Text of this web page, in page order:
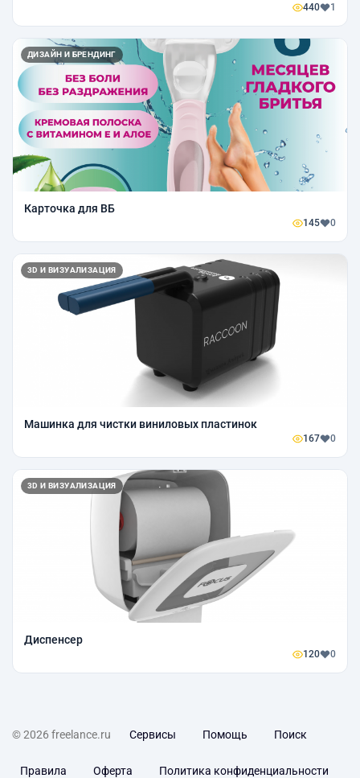
440 1
ДИЗАЙН И БРЕНДИНГ
Карточка для ВБ
145 0
3D И ВИЗУАЛИЗАЦИЯ
Машинка для чистки виниловых пластинок
167 0
3D И ВИЗУАЛИЗАЦИЯ
Диспенсер
120 0
© 2026 freelance.ru Сервисы Помощь Поиск
Правила Оферта Политика конфиденциальности